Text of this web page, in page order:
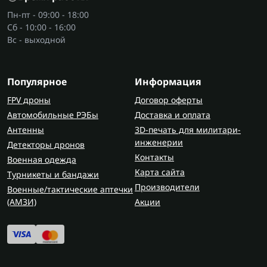
проверенных магазинах. В Flash Army вы можете
тактические куртки купить напрямую от
производителя: это гарантия защиты,
ставку на комфорт и надежность в любых
условиях.
Пн-пт - 09:00 - 18:00
Сб - 10:00 - 16:00
Вс - выходной
Популярное
FPV дроны
Автомобильные РЭБы
Антенны
Детекторы дронов
Военная одежда
Турникеты и бандажи
Военные/тактические аптечки
(AMЗИ)
Информация
Договор оферты
Доставка и оплата
3D-печать для милитари-
инженерии
Контакты
Карта сайта
Производители
Акции